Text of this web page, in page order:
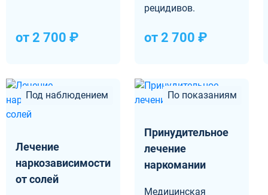
от 2 700 ₽
рецидивов.
от 2 700 ₽
Под наблюдением
Лечение
наркозависимости
от солей
По показаниям
Принудительное
лечение
наркомании
Медицинская